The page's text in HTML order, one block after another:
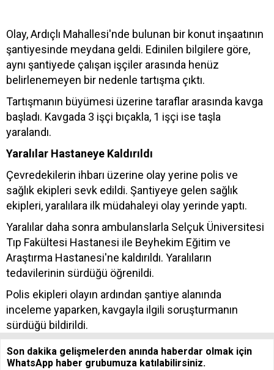
Olay, Ardıçlı Mahallesi'nde bulunan bir konut inşaatının
şantiyesinde meydana geldi. Edinilen bilgilere göre,
aynı şantiyede çalışan işçiler arasında henüz
belirlenemeyen bir nedenle tartışma çıktı.
Tartışmanın büyümesi üzerine taraflar arasında kavga
başladı. Kavgada 3 işçi bıçakla, 1 işçi ise taşla
yaralandı.
Yaralılar Hastaneye Kaldırıldı
Çevredekilerin ihbarı üzerine olay yerine polis ve
sağlık ekipleri sevk edildi. Şantiyeye gelen sağlık
ekipleri, yaralılara ilk müdahaleyi olay yerinde yaptı.
Yaralılar daha sonra ambulanslarla Selçuk Üniversitesi
Tıp Fakültesi Hastanesi ile Beyhekim Eğitim ve
Araştırma Hastanesi'ne kaldırıldı. Yaralıların
tedavilerinin sürdüğü öğrenildi.
Polis ekipleri olayın ardından şantiye alanında
inceleme yaparken, kavgayla ilgili soruşturmanın
sürdüğü bildirildi.
Son dakika gelişmelerden anında haberdar olmak için
WhatsApp haber grubumuza katılabilirsiniz.